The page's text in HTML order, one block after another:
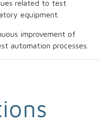
related to test
equipment.
improvement of
automation processes.